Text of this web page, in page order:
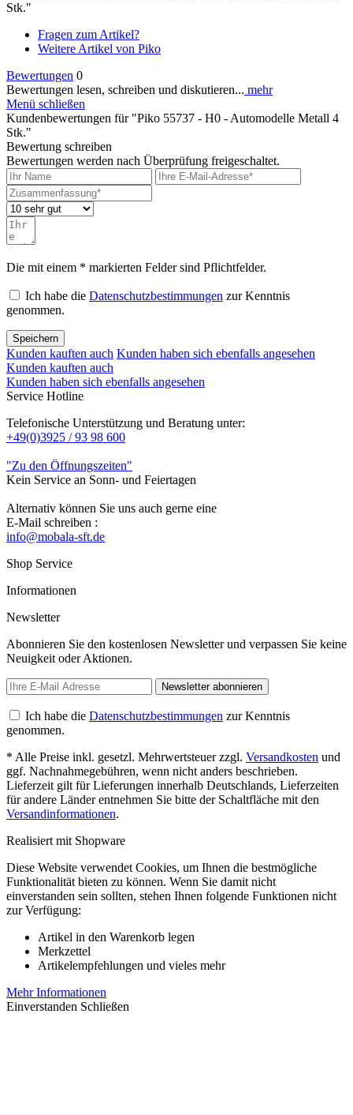
Stk."
Fragen zum Artikel?
Weitere Artikel von Piko
Bewertungen 0
Bewertungen lesen, schreiben und diskutieren... mehr
Menü schließen
Kundenbewertungen für "Piko 55737 - H0 - Automodelle Metall 4
Stk."
Bewertung schreiben
Bewertungen werden nach Überprüfung freigeschaltet.
Die mit einem * markierten Felder sind Pflichtfelder.
Ich habe die Datenschutzbestimmungen zur Kenntnis
genommen.
Speichern
Kunden kauften auch Kunden haben sich ebenfalls angesehen
Kunden kauften auch
Kunden haben sich ebenfalls angesehen
Service Hotline
Telefonische Unterstützung und Beratung unter:
+49(0)3925 / 93 98 600
"Zu den Öffnungszeiten"
Kein Service an Sonn- und Feiertagen
Alternativ können Sie uns auch gerne eine
E-Mail schreiben :
info@mobala-sft.de
Shop Service
Informationen
Newsletter
Abonnieren Sie den kostenlosen Newsletter und verpassen Sie keine
Neuigkeit oder Aktionen.
Newsletter abonnieren
Ich habe die Datenschutzbestimmungen zur Kenntnis
genommen.
* Alle Preise inkl. gesetzl. Mehrwertsteuer zzgl. Versandkosten und
ggf. Nachnahmegebühren, wenn nicht anders beschrieben.
Lieferzeit gilt für Lieferungen innerhalb Deutschlands, Lieferzeiten
für andere Länder entnehmen Sie bitte der Schaltfläche mit den
Versandinformationen.
Realisiert mit Shopware
Diese Website verwendet Cookies, um Ihnen die bestmögliche
Funktionalität bieten zu können. Wenn Sie damit nicht
einverstanden sein sollten, stehen Ihnen folgende Funktionen nicht
zur Verfügung:
Artikel in den Warenkorb legen
Merkzettel
Artikelempfehlungen und vieles mehr
Mehr Informationen
Einverstanden Schließen